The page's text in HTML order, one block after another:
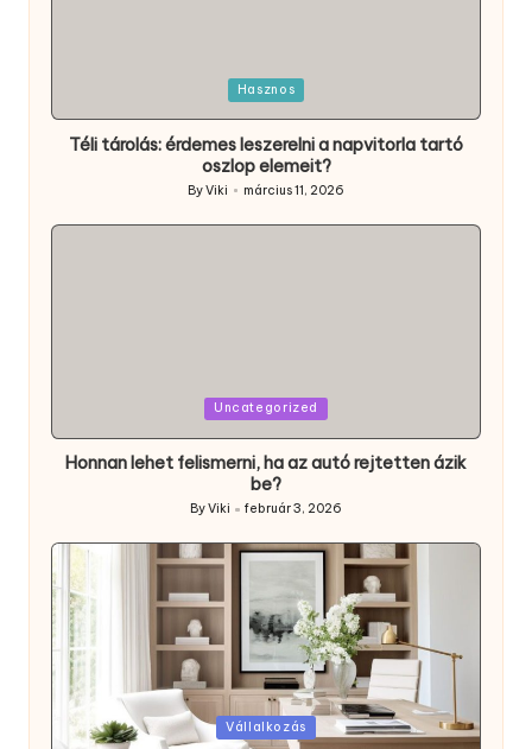
Hasznos
Téli tárolás: érdemes leszerelni a napvitorla tartó
oszlop elemeit?
Posted
ByViki március 11, 2026
Uncategorized
Honnan lehet felismerni, ha az autó rejtetten ázik
be?
Posted
by
ByViki február 3, 2026
Posted
Vállalkozás